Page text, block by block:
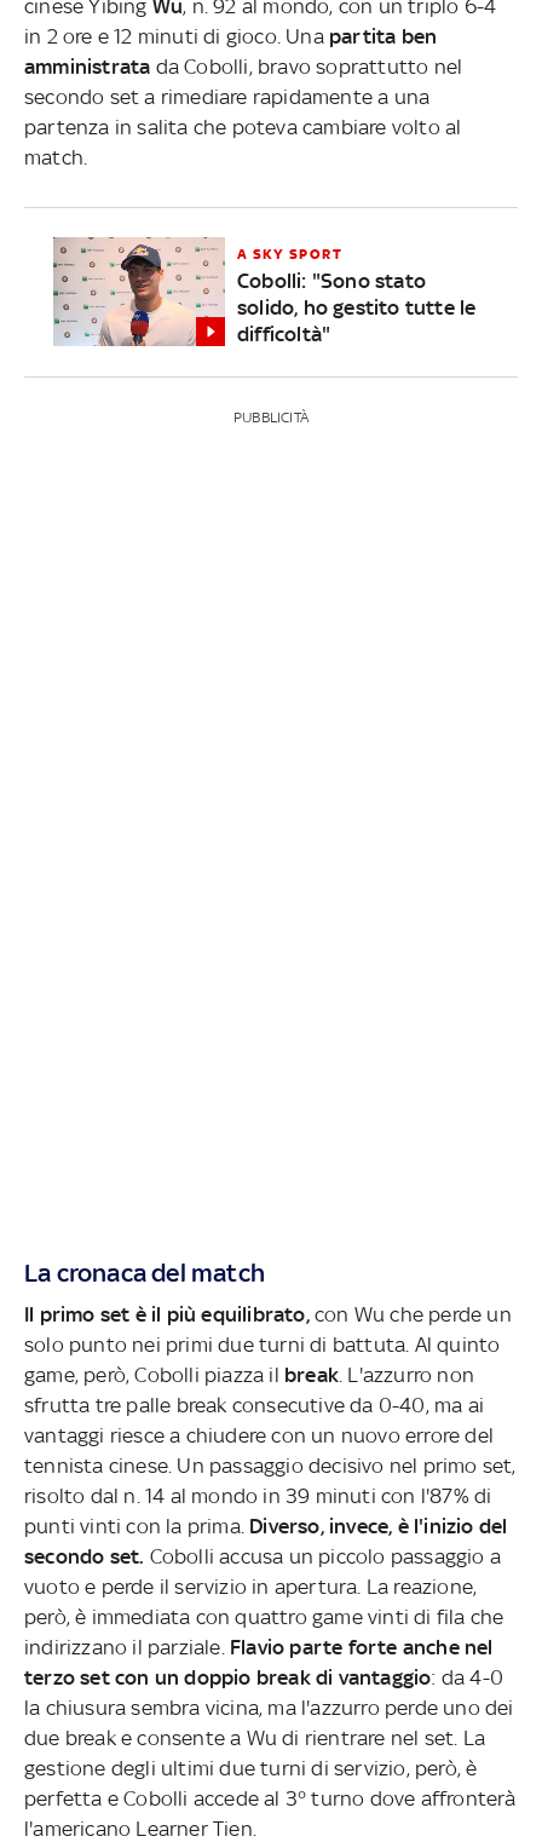
cinese Yibing Wu, n. 92 al mondo, con un triplo 6-4
in 2 ore e 12 minuti di gioco. Una partita ben
amministrata da Cobolli, bravo soprattutto nel
secondo set a rimediare rapidamente a una
partenza in salita che poteva cambiare volto al
match.
A SKY SPORT
Cobolli: "Sono stato
solido, ho gestito tutte le
difficoltà"
PUBBLICITÀ
La cronaca del match
Il primo set è il più equilibrato,con Wu che perde un
solo punto nei primi due turni di battuta. Al quinto
game, però, Cobolli piazza il break . L'azzurro non
sfrutta tre palle break consecutive da 0-40, ma ai
vantaggi riesce a chiudere con un nuovo errore del
tennista cinese. Un passaggio decisivo nel primo set,
risolto dal n. 14 al mondo in 39 minuti con l'87% di
punti vinti con la prima. Diverso, invece, è l'inizio del
secondo set. Cobolli accusa un piccolo passaggio a
vuoto e perde il servizio in apertura. La reazione,
però, è immediata con quattro game vinti di fila che
indirizzano il parziale. Flavio parte forte anche nel
terzo set con un doppio break di vantaggio: da 4-0
la chiusura sembra vicina, ma l'azzurro perde uno dei
due break e consente a Wu di rientrare nel set. La
gestione degli ultimi due turni di servizio, però, è
perfetta e Cobolli accede al 3° turno dove affronterà
l'americano Learner Tien.